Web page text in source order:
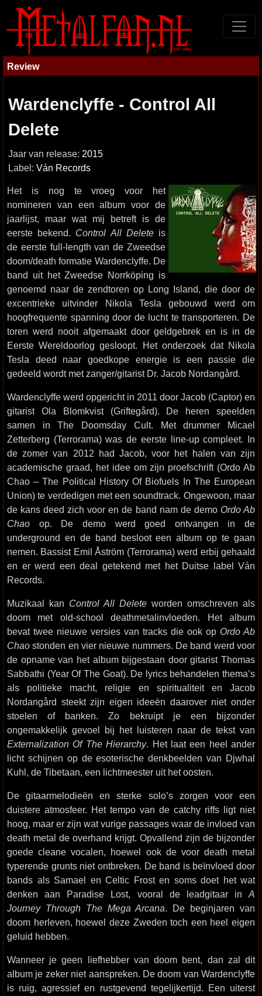
Review
Wardenclyffe - Control All
Delete
Jaar van release: 2015
Label: Ván Records
Het is nog te vroeg voor het
nomineren van een album voor de
jaarlijst, maar wat mij betreft is de
eerste bekend. Control All Deleteis
de eerste full-length van de Zweedse
doom/death formatie Wardenclyffe. De
band uit het Zweedse Norrköping is
genoemd naar de zendtoren op Long Island, die door de
excentrieke uitvinder Nikola Tesla gebouwd werd om
hoogfrequente spanning door de lucht te transporteren. De
toren werd nooit afgemaakt door geldgebrek en is in de
Eerste Wereldoorlog gesloopt. Het onderzoek dat Nikola
Tesla deed naar goedkope energie is een passie die
gedeeld wordt met zanger/gitarist Dr. Jacob Nordangård.
Wardenclyffe werd opgericht in 2011 door Jacob (Captor) en
gitarist Ola Blomkvist (Griftegård). De heren speelden
samen in The Doomsday Cult. Met drummer Micael
Zetterberg (Terrorama) was de eerste line-up compleet. In
de zomer van 2012 had Jacob, voor het halen van zijn
academische graad, het idee om zijn proefschrift (Ordo Ab
Chao – The Political History Of Biofuels In The European
Union) te verdedigen met een soundtrack. Ongewoon, maar
de kans deed zich voor en de band nam de demo Ordo Ab
Chao op. De demo werd goed ontvangen in de
underground en de band besloot een album op te gaan
nemen. Bassist Emil Åström (Terrorama) werd erbij gehaald
en er werd een deal getekend met het Duitse label Ván
Records.
Muzikaal kan Control All Delete worden omschreven als
doom met old-school deathmetalinvloeden. Het album
bevat twee nieuwe versies van tracks die ook op Ordo Ab
Chao stonden en vier nieuwe nummers. De band werd voor
de opname van het album bijgestaan door gitarist Thomas
Sabbathi (Year Of The Goat). De lyrics behandelen thema’s
als politieke macht, religie en spiritualiteit en Jacob
Nordangård steekt zijn eigen ideeën daarover niet onder
stoelen of banken. Zo bekruipt je een bijzonder
ongemakkelijk gevoel bij het luisteren naar de tekst van
Externalization Of The Hierarchy. Het laat een heel ander
licht schijnen op de esoterische denkbeelden van Djwhal
Kuhl, de Tibetaan, een lichtmeester uit het oosten.
De gitaarmelodieën en sterke solo’s zorgen voor een
duistere atmosfeer. Het tempo van de catchy riffs ligt niet
hoog, maar er zijn wat vurige passages waar de invloed van
death metal de overhand krijgt. Opvallend zijn de bijzonder
goede cleane vocalen, hoewel ook de voor death metal
typerende grunts niet ontbreken. De band is beïnvloed door
bands als Samael en Celtic Frost en soms doet het wat
denken aan Paradise Lost, vooral de leadgitaar in A
Journey Through The Mega Arcana. De beginjaren van
doom herleven, hoewel deze Zweden toch een heel eigen
geluid hebben.
Wanneer je geen liefhebber van doom bent, dan zal dit
album je zeker niet aanspreken. De doom van Wardenclyffe
is ruig, agressief en rustgevend tegelijkertijd. Een uiterst